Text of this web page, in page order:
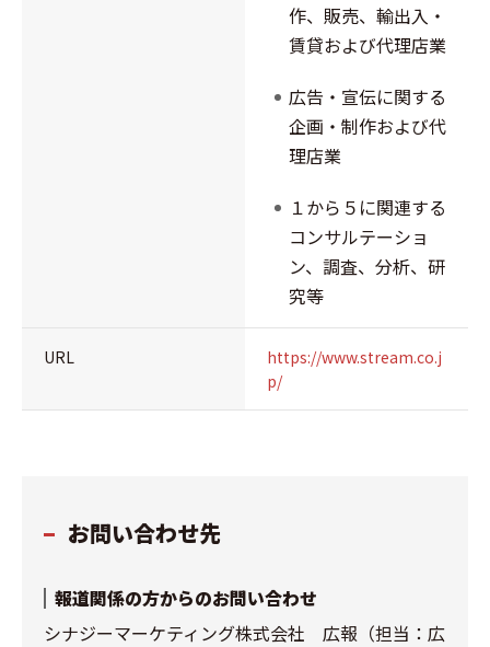
作、販売、輸出入・
賃貸および代理店業
広告・宣伝に関する
企画・制作および代
理店業
１から５に関連する
コンサルテーショ
ン、調査、分析、研
究等
URL
https://www.stream.co.j
p/
お問い合わせ先
報道関係の方からのお問い合わせ
シナジーマーケティング株式会社 広報（担当：広